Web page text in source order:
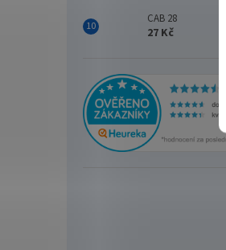
CAB 28
27 Kč